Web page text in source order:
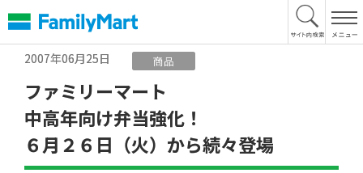
文
へ
2007年06月25日
商品
ファミリーマート
中高年向け弁当強化！
６月２６日（火）から続々登場